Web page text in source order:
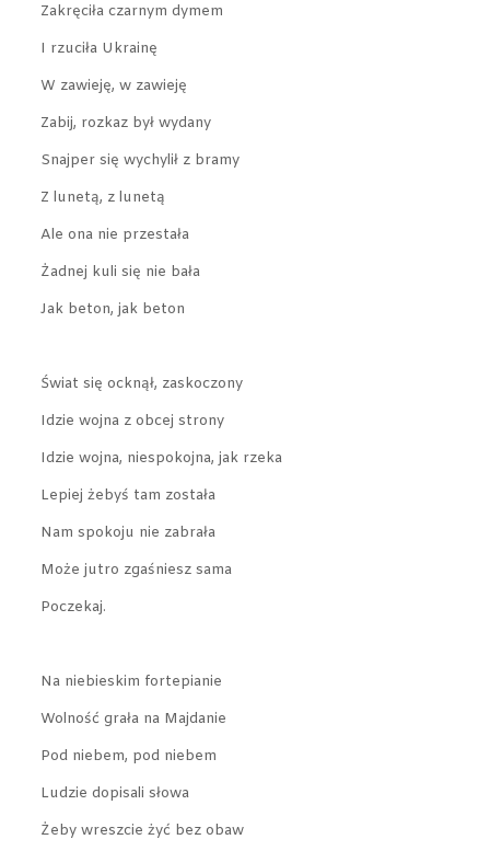
Zakręciła czarnym dymem
I rzuciła Ukrainę
W zawieję, w zawieję
Zabij, rozkaz był wydany
Snajper się wychylił z bramy
Z lunetą, z lunetą
Ale ona nie przestała
Żadnej kuli się nie bała
Jak beton, jak beton
Świat się ocknął, zaskoczony
Idzie wojna z obcej strony
Idzie wojna, niespokojna, jak rzeka
Lepiej żebyś tam została
Nam spokoju nie zabrała
Może jutro zgaśniesz sama
Poczekaj.
Na niebieskim fortepianie
Wolność grała na Majdanie
Pod niebem, pod niebem
Ludzie dopisali słowa
Żeby wreszcie żyć bez obaw